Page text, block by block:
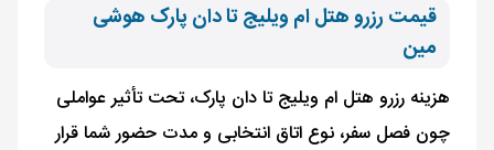
قیمت رزرو هتل ام ویلیج تا دان پارک هوشی
مین
هزینه رزرو هتل ام ویلیج تا دان پارک، تحت تأثیر عواملی
چون فصل سفر، نوع اتاق انتخابی و مدت حضور شما قرار